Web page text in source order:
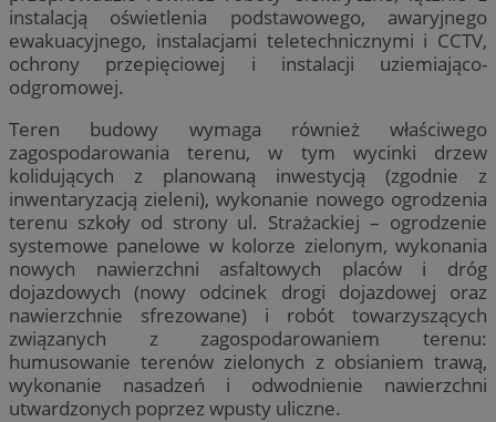
instalacją oświetlenia podstawowego, awaryjnego
ewakuacyjnego, instalacjami teletechnicznymi i CCTV,
ochrony przepięciowej i instalacji uziemiająco-
odgromowej.
Teren budowy wymaga również właściwego
zagospodarowania terenu, w tym wycinki drzew
kolidujących z planowaną inwestycją (zgodnie z
inwentaryzacją zieleni), wykonanie nowego ogrodzenia
terenu szkoły od strony ul. Strażackiej – ogrodzenie
systemowe panelowe w kolorze zielonym, wykonania
nowych nawierzchni asfaltowych placów i dróg
dojazdowych (nowy odcinek drogi dojazdowej oraz
nawierzchnie sfrezowane) i robót towarzyszących
związanych z zagospodarowaniem terenu:
humusowanie terenów zielonych z obsianiem trawą,
wykonanie nasadzeń i odwodnienie nawierzchni
utwardzonych poprzez wpusty uliczne.